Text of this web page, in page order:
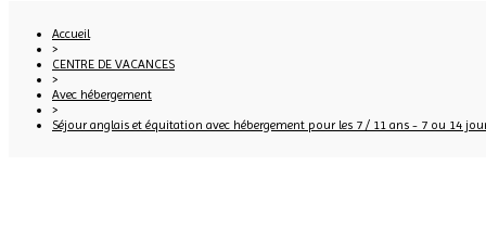
Accueil
>
CENTRE DE VACANCES
>
Avec hébergement
>
Séjour anglais et équitation avec hébergement pour les 7 / 11 ans - 7 ou 14